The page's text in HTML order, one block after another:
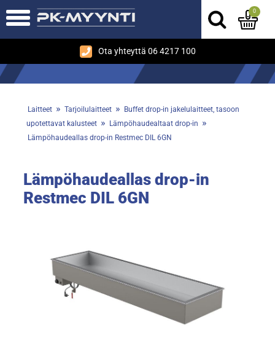
Ota yhteyttä 06 4217 100
0
Laitteet » Tarjoilulaitteet »
Buffet drop-in jakelulaitteet, tasoon
upotettavat kalusteet » Lämpöhaudealtaat drop-in »
Lämpöhaudeallas drop-in Restmec DIL 6GN
Lämpöhaudeallas drop-in
Restmec DIL 6GN